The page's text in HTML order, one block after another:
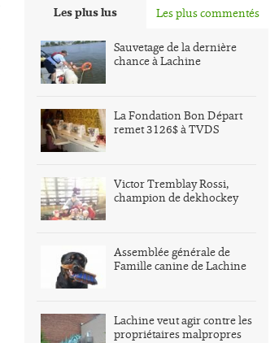
Les plus lus Les plus commentés
Sauvetage de la dernière
chance à Lachine
La Fondation Bon Départ
remet 3126$ à TVDS
Victor Tremblay Rossi,
champion de dekhockey
Assemblée générale de
Famille canine de Lachine
Lachine veut agir contre les
propriétaires malpropres